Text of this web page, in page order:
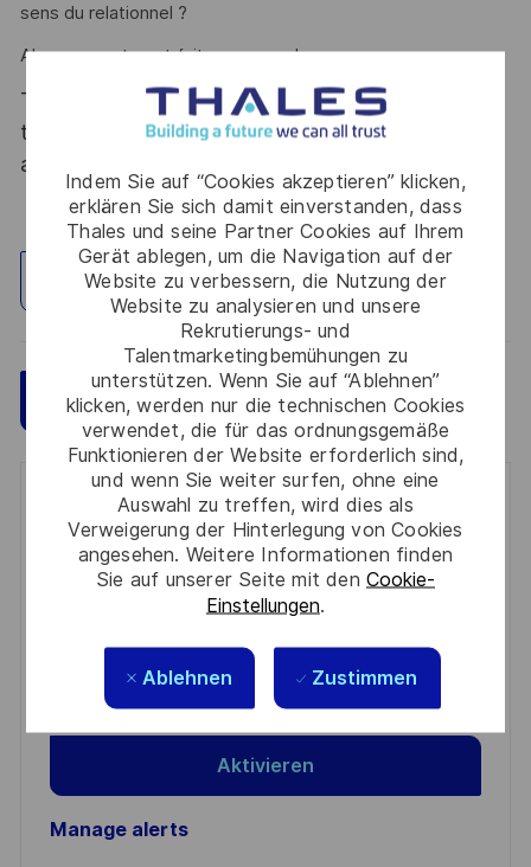
Indem Sie auf “Cookies akzeptieren” klicken,
erklären Sie sich damit einverstanden, dass
Thales und seine Partner Cookies auf Ihrem
Gerät ablegen, um die Navigation auf der
Website zu verbessern, die Nutzung der
Website zu analysieren und unsere
Rekrutierungs- und
Talentmarketingbemühungen zu
unterstützen. Wenn Sie auf “Ablehnen”
klicken, werden nur die technischen Cookies
verwendet, die für das ordnungsgemäße
Funktionieren der Website erforderlich sind,
und wenn Sie weiter surfen, ohne eine
Auswahl zu treffen, wird dies als
Verweigerung der Hinterlegung von Cookies
angesehen. Weitere Informationen finden
Sie auf unserer Seite mit den Cookie-
Einstellungen.
Ablehnen Zustimmen
sens du relationnel ?
Alors ce poste est fait pour vous !
Thales, entreprise Handi-Engagée, reconnait
tous les talents. La diversité est notre meilleur
atout. Postulez et rejoignez nous !
Standort erkunden
Jetzt bewerben Speichern
Get notified for similar jobs
You'll receive updates once a week
(Required)
Prüfen Sie die Bedingungen für die Verarbeitung
persönlicher Daten und stimmen Sie ihnen zu
Aktivieren
Manage alerts